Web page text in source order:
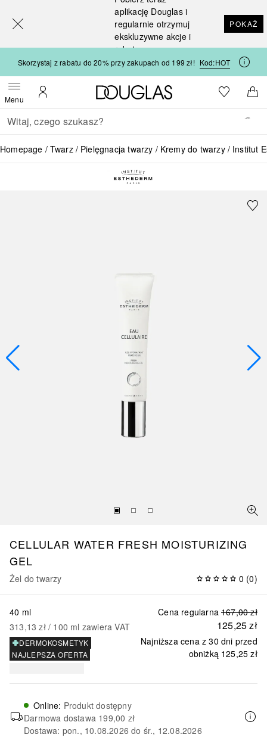
aplikację Douglas i
regularnie otrzymuj
ekskluzywne akcje i
rabaty
POKAŻ
Skorzystaj z rabatu do 20% przy zakupach od 199 zł! Kod:HOT
MenuOtwórz menuMoje konto
Strona główna Douglas
Do listyDo
Wracać
Wykonaj wyszukiwanie
Homepage Twarz Pielęgnacja twarzy Kremy do twarzy Institut
CELLULAR WATER FRESH MOISTURIZING
GEL
Żel do twarzy 0 (0)
Cena regularna 167,00 zł
125,25 zł
Najniższa cena z 30 dni przed
obniżką 125,25 zł
40 ml
313,13 zł / 100 ml zawiera VAT
DERMOKOSMETYK
NAJLEPSZA OFERTA
Online: Produkt dostępny
Darmowa dostawa 199,00 zł
Dostawa: pon., 10.08.2026 do śr., 12.08.2026
[navigation.slideout.screenreader]